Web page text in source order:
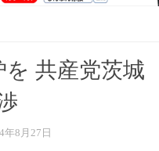
共産党茨城
年8月27日